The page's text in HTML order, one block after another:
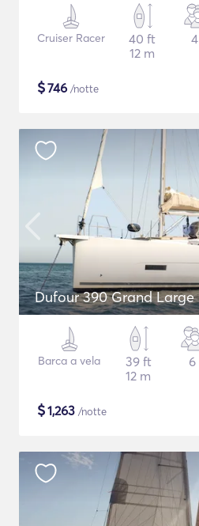
Cruiser Racer
40 ft
12 m
4
$746 /notte
Dufour 390 Grand Large
Barca a vela
39 ft
12 m
6
$1,263 /notte